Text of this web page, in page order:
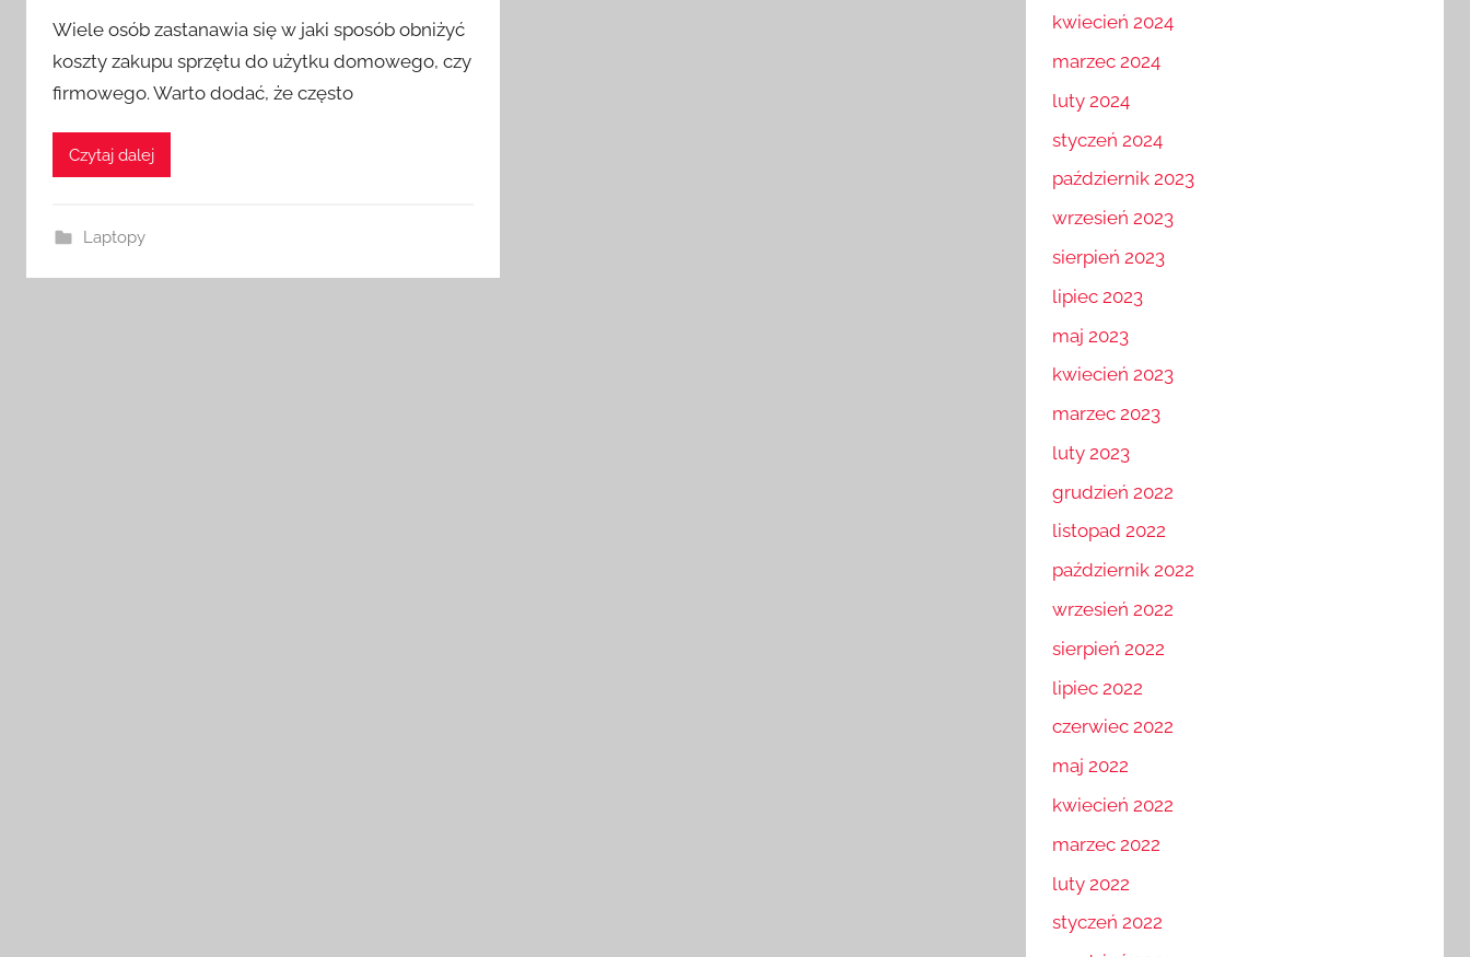
Wiele osób zastanawia się w jaki sposób obniżyć
koszty zakupu sprzętu do użytku domowego, czy
firmowego. Warto dodać, że często
Czytaj dalej
Laptopy
kwiecień 2024
marzec 2024
luty 2024
styczeń 2024
październik 2023
wrzesień 2023
sierpień 2023
lipiec 2023
maj 2023
kwiecień 2023
marzec 2023
luty 2023
grudzień 2022
listopad 2022
październik 2022
wrzesień 2022
sierpień 2022
lipiec 2022
czerwiec 2022
maj 2022
kwiecień 2022
marzec 2022
luty 2022
styczeń 2022